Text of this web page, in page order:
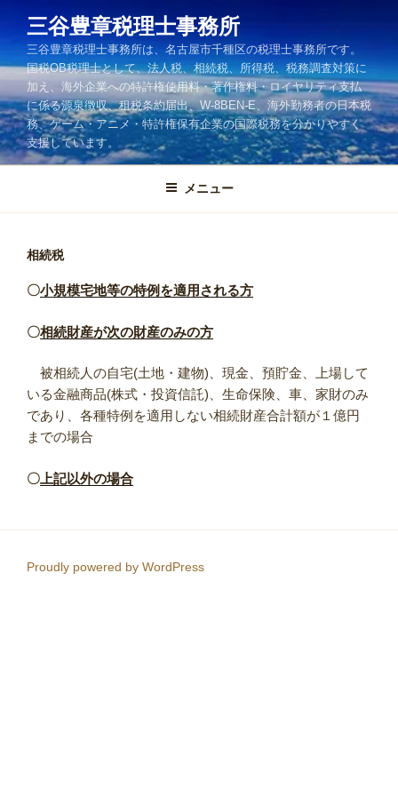
ン
ツ
へ
ス
キ
三谷豊章税理士事務所
三谷豊章税理士事務所は、名古屋市千種区の税理士事務所です。
国税OB税理士として、法人税、相続税、所得税、税務調査対策に
加え、海外企業への特許権使用料・著作権料・ロイヤリティ支払
に係る源泉徴収、租税条約届出、W-8BEN-E、海外勤務者の日本税
務、ゲーム・アニメ・特許権保有企業の国際税務を分かりやすく
支援しています。
メニュー
相続税
〇小規模宅地等の特例を適用される方
〇相続財産が次の財産のみの方
被相続人の自宅(土地・建物)、現金、預貯金、上場して
いる金融商品(株式・投資信託)、生命保険、車、家財のみ
であり、各種特例を適用しない相続財産合計額が１億円
までの場合
〇 上記以外の場合
Proudly powered by WordPress